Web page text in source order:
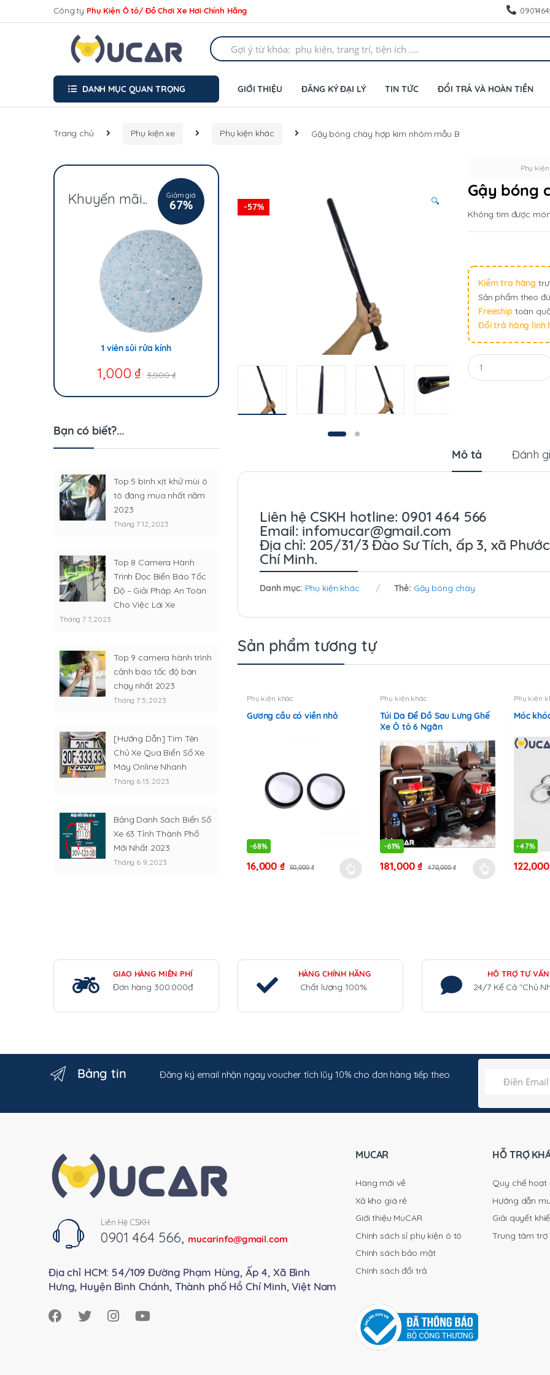
to
to
Công ty Phụ Kiện Ô tô/ Đồ Chơi Xe Hơi Chính Hãng
Search
for:
DANH MỤC QUAN TRỌNG GIỚI THIỆU ĐĂNG KÝ ĐẠI LÝ TIN TỨC ĐỔI TRẢ VÀ HOÀN TIỀN
Trang chủ Phụ kiện xe Phụ kiện khác Gậy bóng chày hợp kim nhôm mẫu B
-57%
🔍
Phụ
Gậy bóng
Không tìm được
Kiểm tra hàng
Sản phẩm theo
Freeshiptoàn
Đổi trả hàng linh
Q
u
a
Mô tả Đánh
Liên hệ CSKH hotline: 0901 464 566
Email: infomucar@gmail.com
Địa chỉ: 205/31/3 Đào Sư Tích, ấp 3, xã
Chí Minh.
Danh mục: Phụ kiện khác Thẻ: Gậy bóng chày
Sản phẩm tương tự
Phụ kiện khác
Gương cầu có viền nhỏ
-68%
16,000₫ 50,000₫
Sản
thể.
tùy
có
trên
phẩm
Phụ kiện khác
Túi Da Để Đồ Sau Lưng Ghế
Xe Ô tô 6 Ngăn
-61%
181,000₫ 470,000₫
Sản
thể.
có
trên
phẩm
Phụ kiện
Móc
-47%
122,000
thể.
Các
tùy
có
chọn
trang
phẩm
Khuyến mãi... Giảm giá
67%
1 viên sủi rửa kính
1,000 ₫ 3,000₫
Bạn có biết?...
Top 5 bình xịt khử mùi ô
tô đáng mua nhất năm
2023
Tháng 7 12, 2023
Top 8 Camera Hành
Trình Đọc Biển Báo Tốc
Độ – Giải Pháp An Toàn
Cho Việc Lái Xe
Tháng 7 7, 2023
Top 9 camera hành trình
cảnh báo tốc độ bán
chạy nhất 2023
Tháng 7 5, 2023
[Hướng Dẫn] Tìm Tên
Chủ Xe Qua Biển Số Xe
Máy Online Nhanh
Tháng 6 13, 2023
Bảng Danh Sách Biển Số
Xe 63 Tỉnh Thành Phố
Mới Nhất 2023
Tháng 6 9, 2023
GIAO HÀNG MIỄN PHÍ
Đơn hàng 300.000đ
HÀNG CHÍNH HÃNG
Chất lượng 100%.
HỖ TRỢ TƯ VẤN
24/7 Kể Cả "Chủ
Bảng tin Đăng ký email nhận ngay voucher tích lũy 10% cho đơn hàng tiếp theo
Liên Hệ CSKH
0901 464 566, mucarinfo@gmail.com
Địa chỉ HCM: 54/109 Đường Phạm Hùng, Ấp 4, Xã Bình
Hưng, Huyện Bình Chánh, Thành phố Hồ Chí Minh, Việt Nam
MUCAR
Hàng mới về
Xả kho giá rẻ
Giới thiệu MuCAR
Chính sách sỉ phụ kiện ô tô
Chính sách bảo mật
Chính sách đổi trả
HỖ TRỢ
Quy chế hoạt
Hướng dẫn
Giải quyết
Trung tâm trợ